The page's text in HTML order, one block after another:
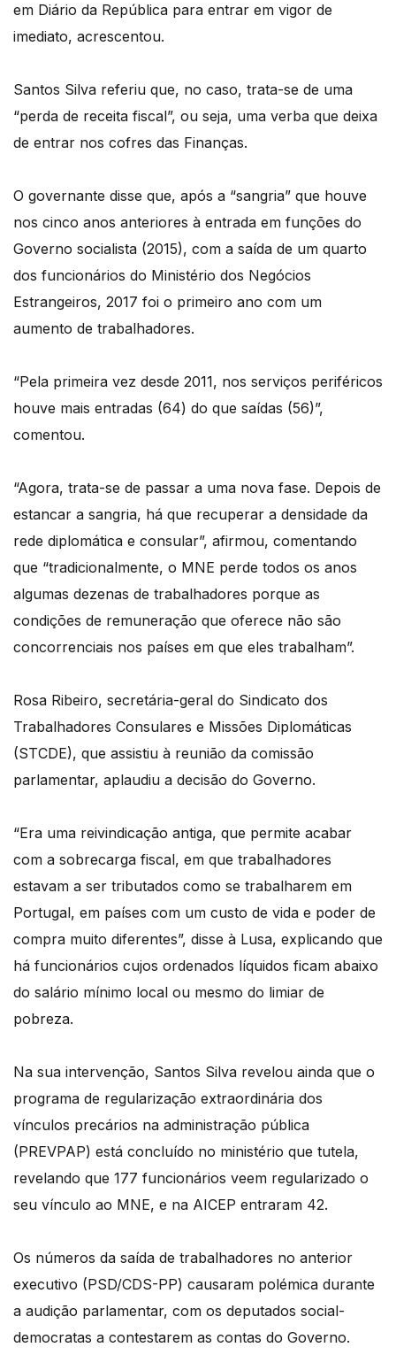
em Diário da República para entrar em vigor de
imediato, acrescentou.
Santos Silva referiu que, no caso, trata-se de uma
“perda de receita fiscal”, ou seja, uma verba que deixa
de entrar nos cofres das Finanças.
O governante disse que, após a “sangria” que houve
nos cinco anos anteriores à entrada em funções do
Governo socialista (2015), com a saída de um quarto
dos funcionários do Ministério dos Negócios
Estrangeiros, 2017 foi o primeiro ano com um
aumento de trabalhadores.
“Pela primeira vez desde 2011, nos serviços periféricos
houve mais entradas (64) do que saídas (56)”,
comentou.
“Agora, trata-se de passar a uma nova fase. Depois de
estancar a sangria, há que recuperar a densidade da
rede diplomática e consular”, afirmou, comentando
que “tradicionalmente, o MNE perde todos os anos
algumas dezenas de trabalhadores porque as
condições de remuneração que oferece não são
concorrenciais nos países em que eles trabalham”.
Rosa Ribeiro, secretária-geral do Sindicato dos
Trabalhadores Consulares e Missões Diplomáticas
(STCDE), que assistiu à reunião da comissão
parlamentar, aplaudiu a decisão do Governo.
“Era uma reivindicação antiga, que permite acabar
com a sobrecarga fiscal, em que trabalhadores
estavam a ser tributados como se trabalharem em
Portugal, em países com um custo de vida e poder de
compra muito diferentes”, disse à Lusa, explicando que
há funcionários cujos ordenados líquidos ficam abaixo
do salário mínimo local ou mesmo do limiar de
pobreza.
Na sua intervenção, Santos Silva revelou ainda que o
programa de regularização extraordinária dos
vínculos precários na administração pública
(PREVPAP) está concluído no ministério que tutela,
revelando que 177 funcionários veem regularizado o
seu vínculo ao MNE, e na AICEP entraram 42.
Os números da saída de trabalhadores no anterior
executivo (PSD/CDS-PP) causaram polémica durante
a audição parlamentar, com os deputados social-
democratas a contestarem as contas do Governo.